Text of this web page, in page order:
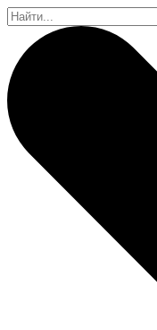
Найти: